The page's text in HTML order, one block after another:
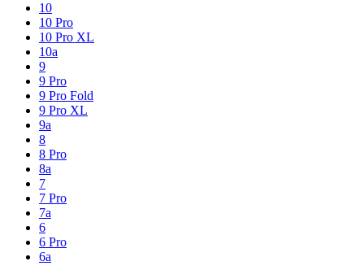
10
10 Pro
10 Pro XL
10a
9
9 Pro
9 Pro Fold
9 Pro XL
9a
8
8 Pro
8a
7
7 Pro
7a
6
6 Pro
6a